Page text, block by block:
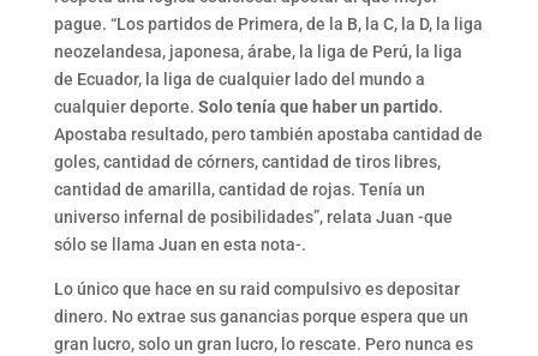
pague. “Los partidos de Primera, de la B, la C, la D, la liga
neozelandesa, japonesa, árabe, la liga de Perú, la liga
de Ecuador, la liga de cualquier lado del mundo a
cualquier deporte. Solo tenía que haber un partido.
Apostaba resultado, pero también apostaba cantidad de
goles, cantidad de córners, cantidad de tiros libres,
cantidad de amarilla, cantidad de rojas. Tenía un
universo infernal de posibilidades”, relata Juan -que
sólo se llama Juan en esta nota-.
Lo único que hace en su raid compulsivo es depositar
dinero. No extrae sus ganancias porque espera que un
gran lucro, solo un gran lucro, lo rescate. Pero nunca es